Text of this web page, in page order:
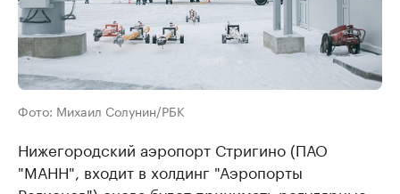
Фото: Михаил Солунин/РБК
Нижегородский аэропорт Стригино (ПАО
"МАНН", входит в холдинг "Аэропорты